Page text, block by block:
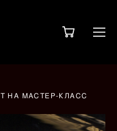
НА МАСТЕР-КЛАСС